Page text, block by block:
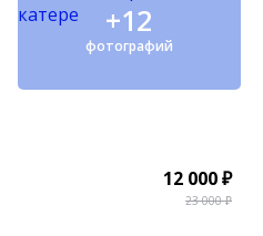
+12
фотографий
12 000 ₽
23 000 ₽